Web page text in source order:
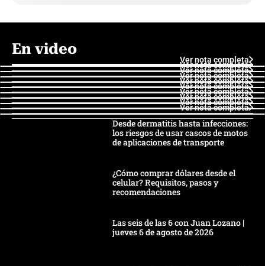
En video
Ver nota completa
Ver nota completa
Ver nota completa
Ver nota completa
Ver nota completa
Ver nota completa
Ver nota completa
Ver nota completa
Ver nota completa
Ver nota completa
Desde dermatitis hasta infecciones:
los riesgos de usar cascos de motos
de aplicaciones de transporte
¿Cómo comprar dólares desde el
celular? Requisitos, pasos y
recomendaciones
Las seis de las 6 con Juan Lozano |
jueves 6 de agosto de 2026